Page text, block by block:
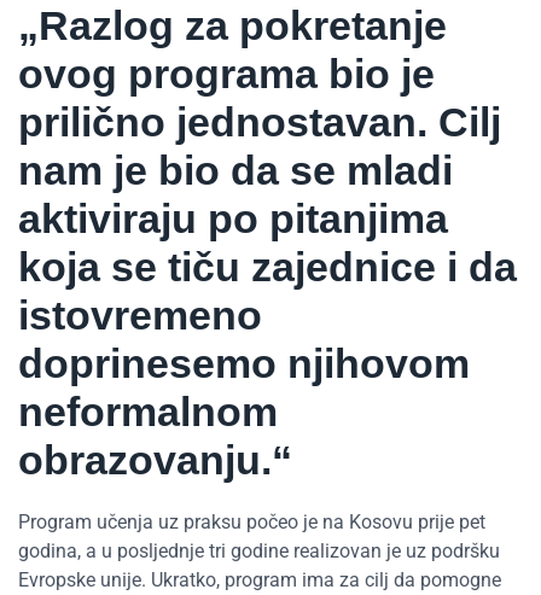
„Razlog za pokretanje
ovog programa bio je
prilično jednostavan. Cilj
nam je bio da se mladi
aktiviraju po pitanjima
koja se tiču zajednice i da
istovremeno
doprinesemo njihovom
neformalnom
obrazovanju.“
Program učenja uz praksu počeo je na Kosovu prije pet
godina, a u posljednje tri godine realizovan je uz podršku
Evropske unije. Ukratko, program ima za cilj da pomogne